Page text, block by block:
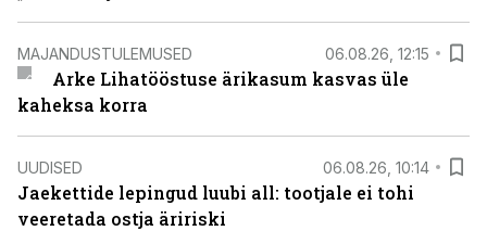
MAJANDUSTULEMUSED 06.08.26, 12:15
Arke Lihatööstuse ärikasum kasvas üle
kaheksa korra
UUDISED 06.08.26, 10:14
Jaekettide lepingud luubi all: tootjale ei tohi
veeretada ostja äririski